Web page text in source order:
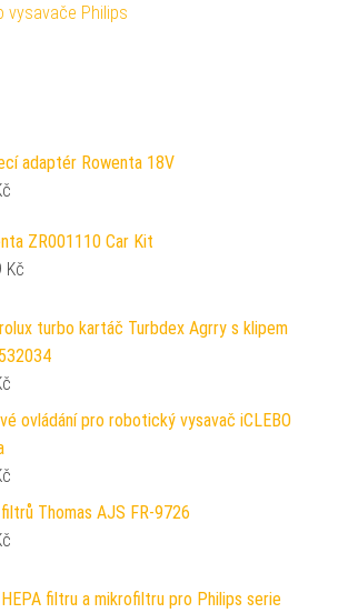
vysavače Philips
adaptér Rowenta 18V
ZR001110 Car Kit
Kč
turbo kartáč Turbdex Agrry s klipem
ovládání pro robotický vysavač iCLEBO
Thomas AJS FR-9726
filtru a mikrofiltru pro Philips serie